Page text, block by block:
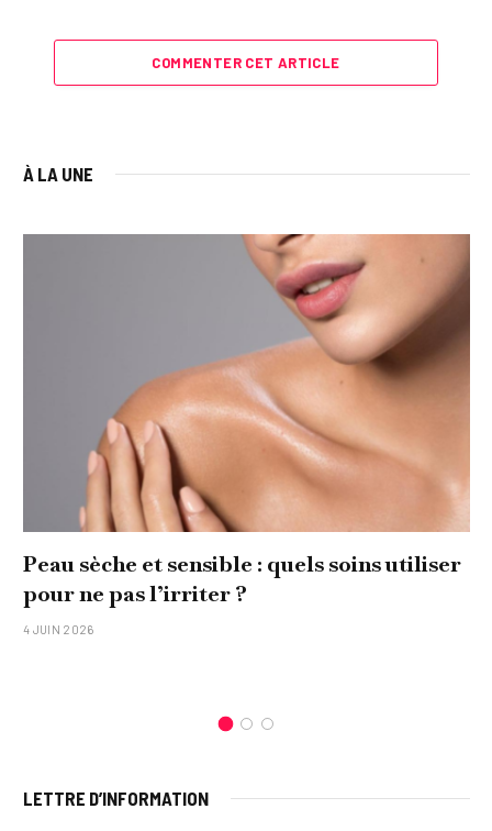
COMMENTER CET ARTICLE
À LA UNE
Peau sèche et sensible : quels soins utiliser
pour ne pas l’irriter ?
4 JUIN 2026
LETTRE D’INFORMATION